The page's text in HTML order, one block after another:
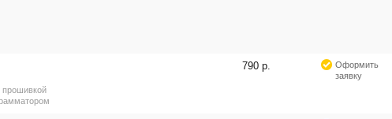
прошивкой
790 р.
Оформить
заявку